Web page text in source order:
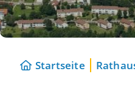
Startseite